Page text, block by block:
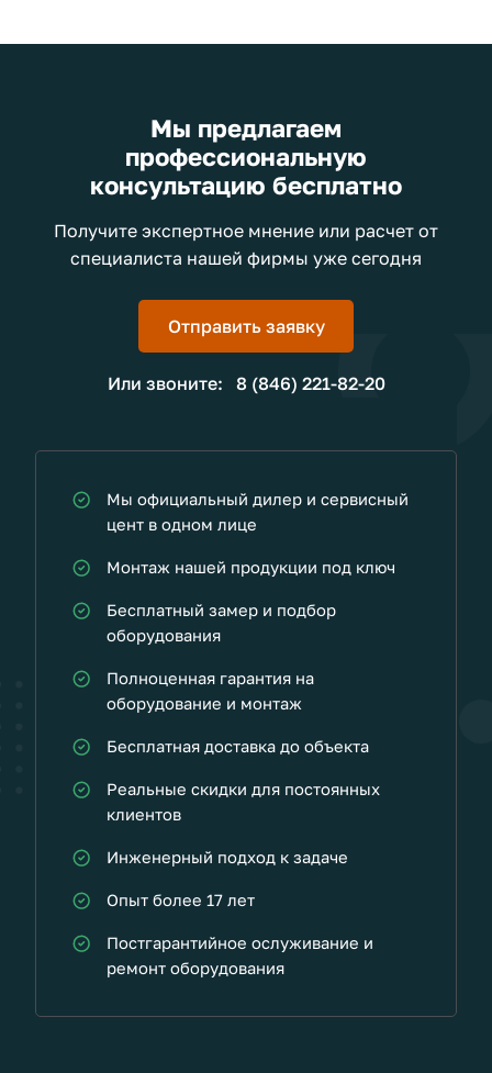
Мы предлагаем
профессиональную
консультацию бесплатно
Получите экспертное мнение или расчет от
специалиста нашей фирмы уже сегодня
Отправить заявку
Или звоните: 8 (846) 221-82-20
Мы официальный дилер и сервисный
цент в одном лице
Монтаж нашей продукции под ключ
Бесплатный замер и подбор
оборудования
Полноценная гарантия на
оборудование и монтаж
Бесплатная доставка до объекта
Реальные скидки для постоянных
клиентов
Инженерный подход к задаче
Опыт более 17 лет
Постгарантийное ослуживание и
ремонт оборудования